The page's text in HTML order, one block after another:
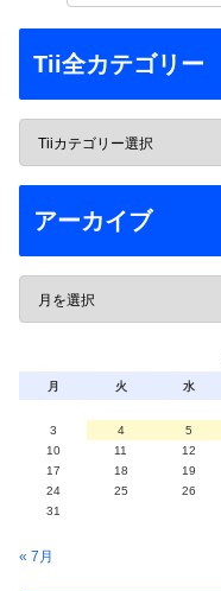
Tii全カテゴリー
アーカイブ
月 火 水
3
4 5
10
11 12
17
18 19
24
25 26
31
« 7月